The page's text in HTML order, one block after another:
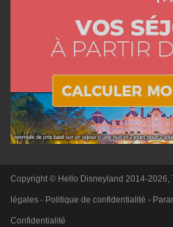
Copyright © Hello Disneyland 2014-2026,
légales - Politique de confidentialité -
Confidentialité